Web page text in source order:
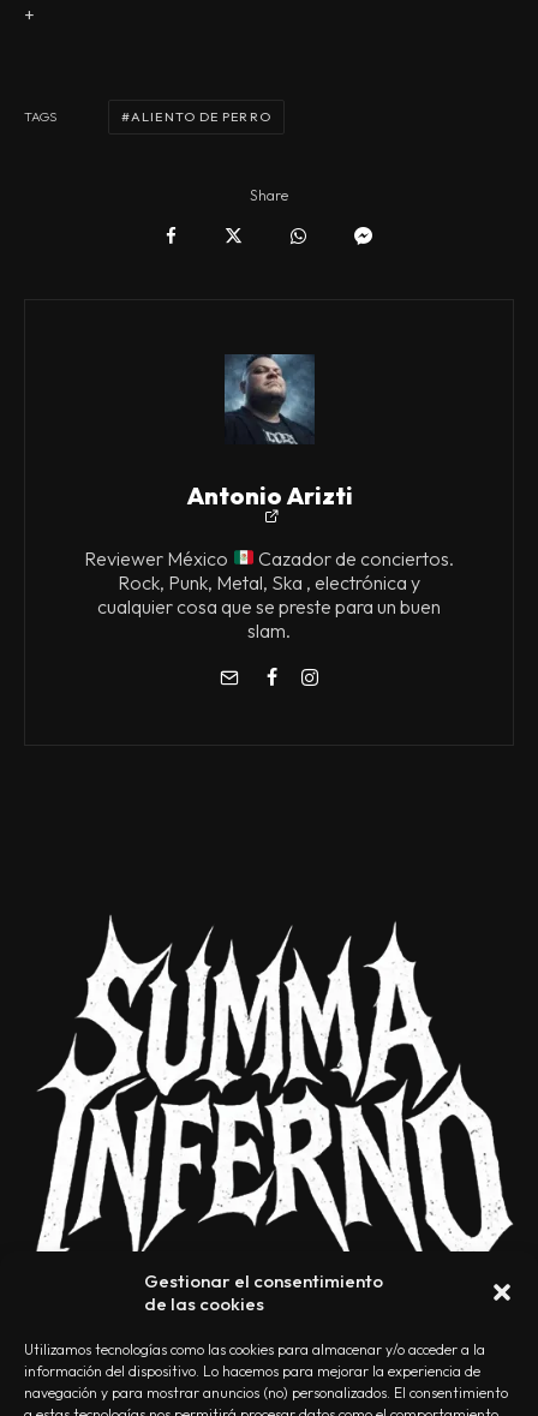
Gestionar el consentimiento
de las cookies
Utilizamos tecnologías como las cookies para almacenar y/o acceder a la
información del dispositivo. Lo hacemos para mejorar la experiencia de
navegación y para mostrar anuncios (no) personalizados. El consentimiento
+
TAGS ALIENTO DE PERRO
Share
Antonio Arizti
Reviewer México
Cazador de conciertos.
Rock, Punk, Metal, Ska , electrónica y
cualquier cosa que se preste para un buen
slam.